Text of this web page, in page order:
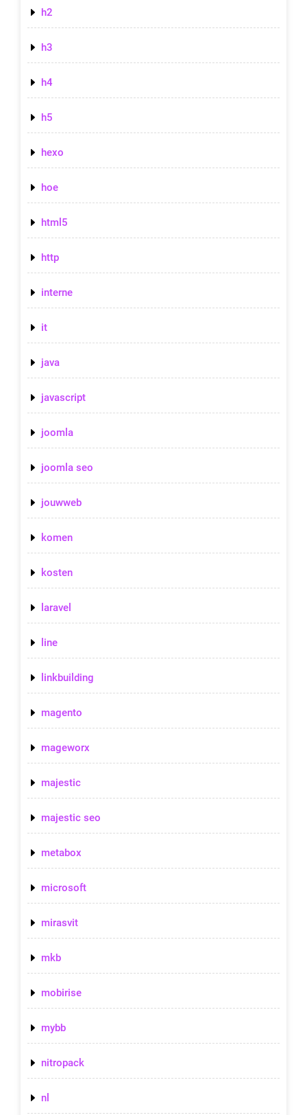
h2
h3
h4
h5
hexo
hoe
html5
http
interne
it
java
javascript
joomla
joomla seo
jouwweb
komen
kosten
laravel
line
linkbuilding
magento
mageworx
majestic
majestic seo
metabox
microsoft
mirasvit
mkb
mobirise
mybb
nitropack
nl